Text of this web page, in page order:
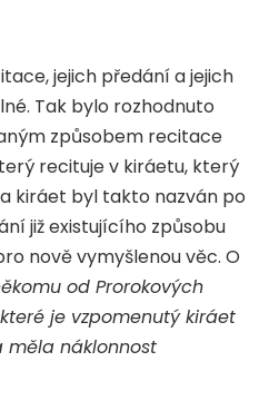
jejich předání a jejich
Tak bylo rozhodnuto
způsobem recitace
recituje v kiráetu, který
a kiráet byl takto nazván po
již existujícího způsobu
nově vymyšlenou věc. O
od Prorokových
je vzpomenutý kiráet
měla náklonnost